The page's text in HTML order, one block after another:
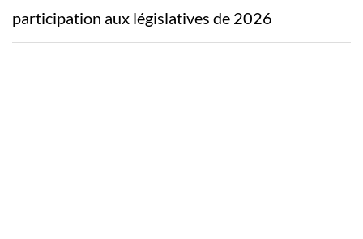
participation aux législatives de 2026